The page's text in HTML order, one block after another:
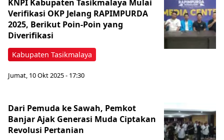
Kabupaten Tasikmalaya
KNPI Kabupaten Tasikmalaya Mulai
Verifikasi OKP Jelang RAPIMPURDA
2025, Berikut Poin-Poin yang
Diverifikasi
Jumat, 10 Okt 2025 - 17:30
Dari Pemuda ke Sawah, Pemkot
Banjar Ajak Generasi Muda Ciptakan
Revolusi Pertanian